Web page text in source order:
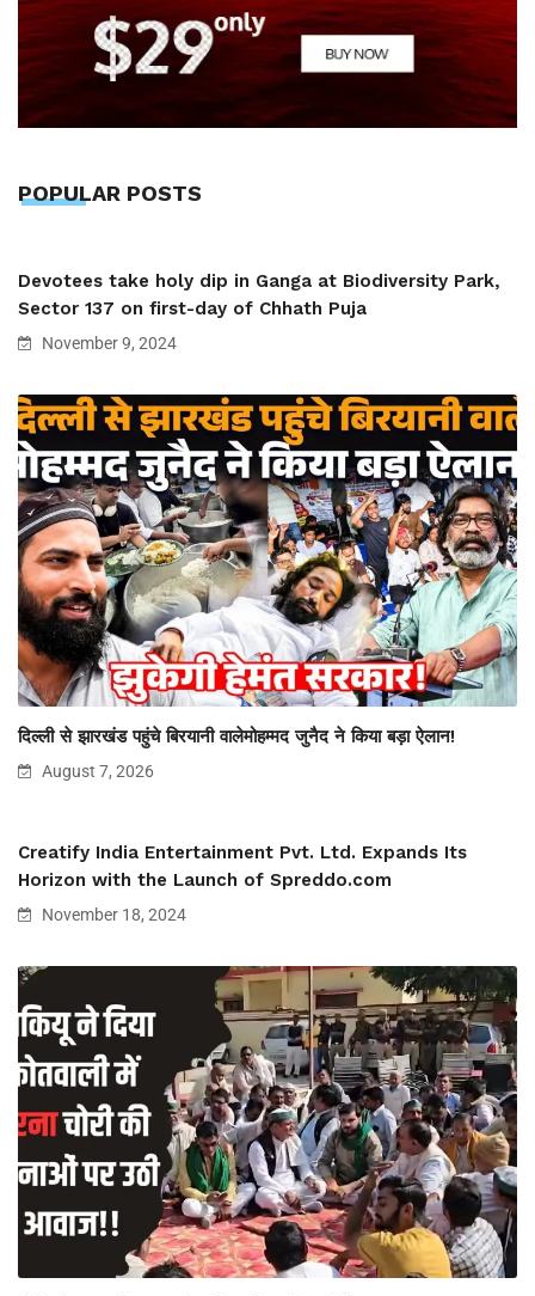
POPULAR POSTS
Devotees take holy dip in Ganga at Biodiversity Park,
Sector 137 on first-day of Chhath Puja
November 9, 2024
दिल्ली से झारखंड पहुंचे बिरयानी वालेमोहम्मद जुनैद ने किया बड़ा ऐलान!
August 7, 2026
Creatify India Entertainment Pvt. Ltd. Expands Its
Horizon with the Launch of Spreddo.com
November 18, 2024